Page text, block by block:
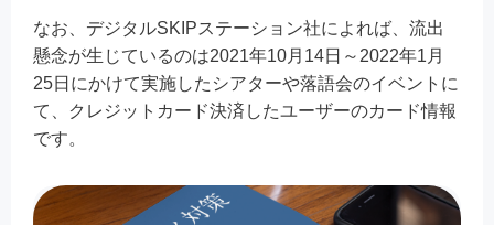
なお、デジタルSKIPステーション社によれば、流出
懸念が生じているのは2021年10月14日～2022年1月
25日にかけて実施したシアターや落語会のイベントに
て、クレジットカード決済したユーザーのカード情報
です。